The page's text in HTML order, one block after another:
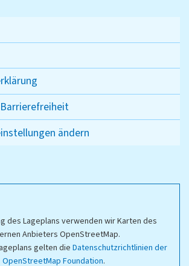
ändern
des Lageplans verwenden wir Karten des
Anbieters OpenStreetMap.
gelten die Datenschutzrichtlinien der
OpenStreetMap Foundation.